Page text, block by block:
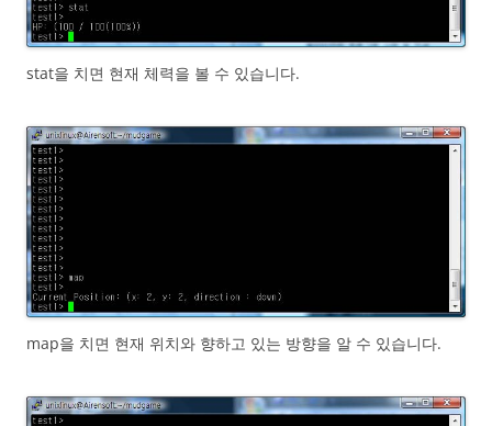
stat을 치면 현재 체력을 볼 수 있습니다.
map을 치면 현재 위치와 향하고 있는 방향을 알 수 있습니다.